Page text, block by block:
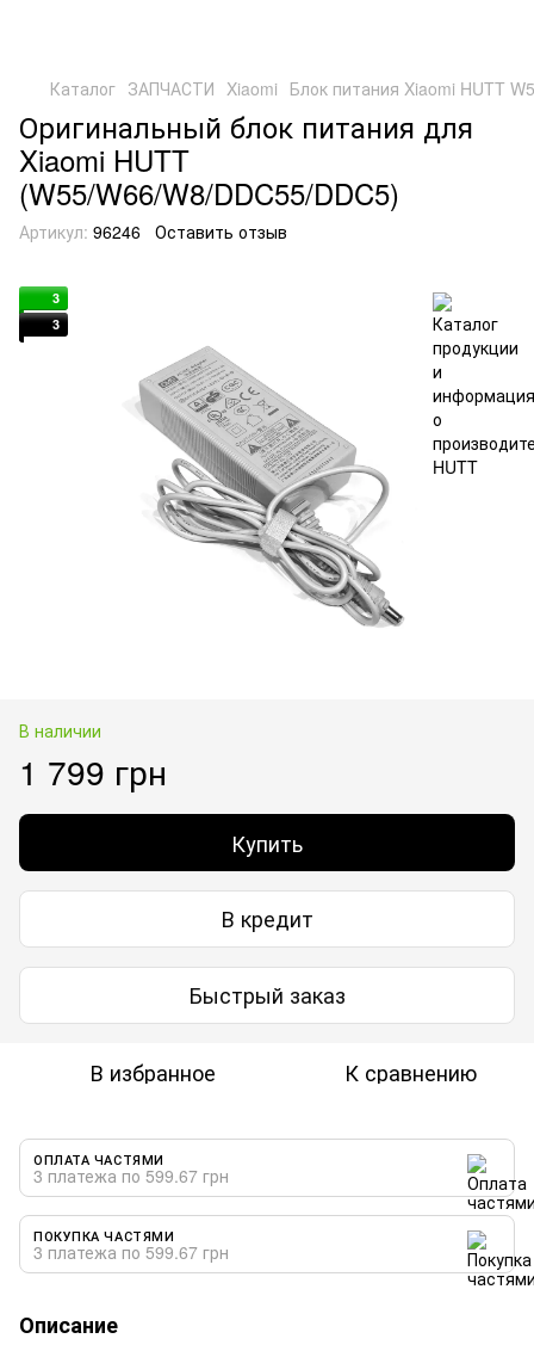
Каталог ЗАПЧАСТИ Xiaomi Блок питания Xiaomi HUTT
Оригинальный блок питания для
Xiaomi HUTT
(W55/W66/W8/DDC55/DDC5)
Артикул: 96246 Оставить отзыв
3
3
В наличии
1 799 грн
Купить
В кредит
Быстрый заказ
В избранное К сравнению
ОПЛАТА ЧАСТЯМИ
3 платежа по 599.67 грн
ПОКУПКА ЧАСТЯМИ
3 платежа по 599.67 грн
Описание